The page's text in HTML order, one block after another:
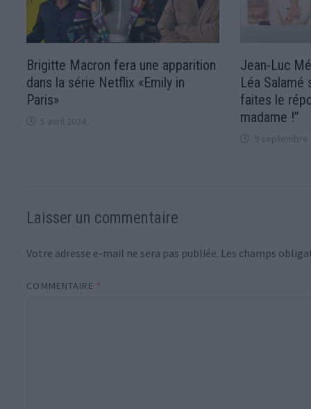
Brigitte Macron fera une apparition
dans la série Netflix «Emily in
Paris»
5 avril 2024
Jean-Luc
Léa Salamé
faites le
madame !”
9 septembre
Laisser un commentaire
Votre adresse e-mail ne sera pas publiée. Les champs
COMMENTAIRE *